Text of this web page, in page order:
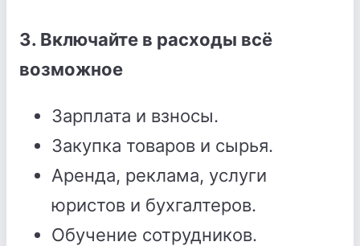
3. Включайте в расходы всё
возможное
Зарплата и взносы.
Закупка товаров и сырья.
Аренда, реклама, услуги
юристов и бухгалтеров.
Обучение сотрудников.